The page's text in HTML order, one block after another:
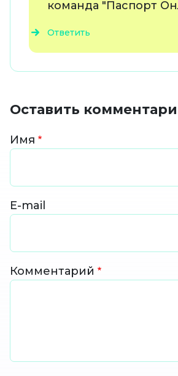
команда "Паспорт
Ответить
Оставить
Имя
E-mail
Комментарий